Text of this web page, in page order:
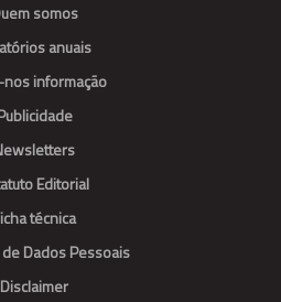
somos
anuais
nos informação
Editorial
técnica
Dados Pessoais
Disclaimer